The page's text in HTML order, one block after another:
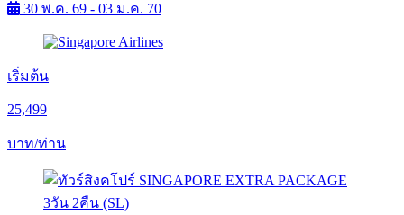
30 พ.ค. 69 - 03 ม.ค. 70
เริ่มต้น
25,499
บาท/ท่าน